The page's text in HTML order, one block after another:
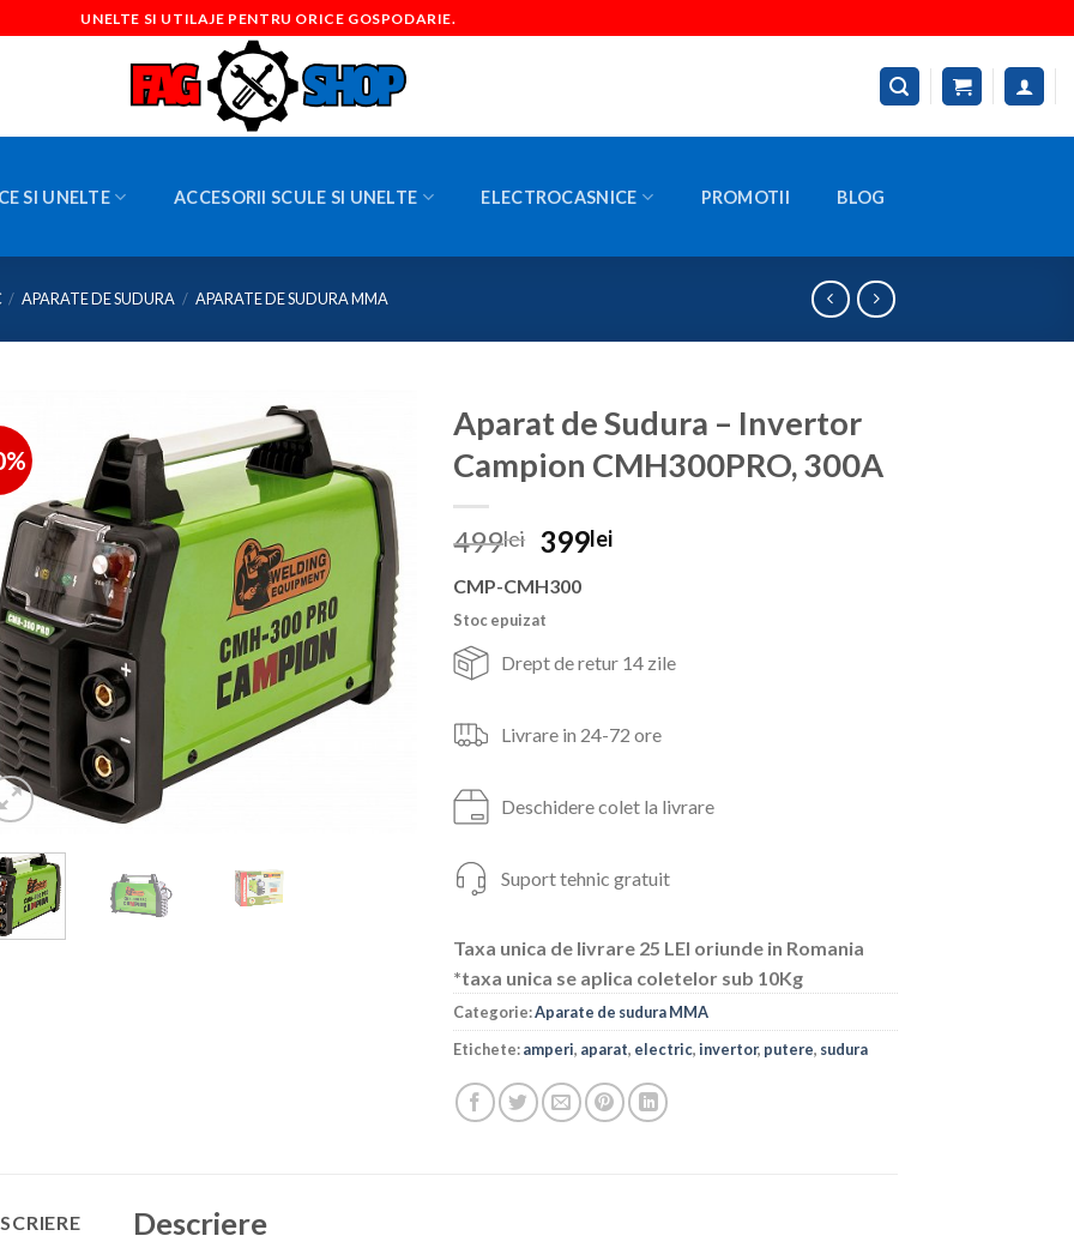
UNELTE SI UTILAJE PENTRU ORICE GOSPODARIE.
SI UNELTE ACCESORII SCULE SI UNELTE ELECTROCASNICE PROMOTII BLOG
/ APARATE DE SUDURA / APARATE DE SUDURA MMA
Aparat de Sudura – Invertor
Campion CMH300PRO, 300A
499lei Prețul
a
fost:
499lei.
399leiPrețul
CMP-CMH300
Stoc epuizat
Drept de retur 14 zile
Livrare in 24-72 ore
Deschidere colet la livrare
Suport tehnic gratuit
Taxa unica de livrare 25 LEI oriunde in Romania
*taxa unica se aplica coletelor sub 10Kg
Categorie:Aparate de sudura MMA
Etichete:amperi, aparat, electric,invertor, putere, sudura
Descriere